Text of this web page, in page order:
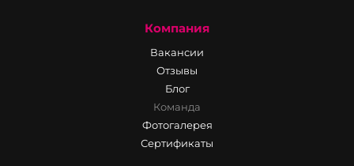
Компания
Вакансии
Отзывы
Блог
Команда
Фотогалерея
Сертификаты